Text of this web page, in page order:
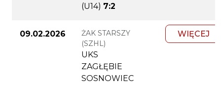
(U14) 7:2
09.02.2026
ŻAK STARSZY
(SZHL)
UKS
ZAGŁĘBIE
SOSNOWIEC
WIĘCEJ